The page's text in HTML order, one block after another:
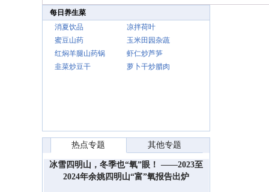
每日养生菜
消夏饮品
凉拌荷叶
蜜豆山药
玉米田园杂蔬
红焖羊腿山药锅
虾仁炒芦笋
韭菜炒豆干
萝卜干炒腊肉
热点专题 其他专题
冰雪四明山，冬季也“氧”眼！ ——2023至
2024年余姚四明山“富”氧报告出炉